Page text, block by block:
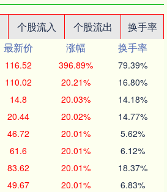
个股流入 个股流出
换手率
最新价 涨幅
换手率
116.52 396.89% 79.39%
110.02 20.21% 16.80%
14.8 20.03% 14.18%
20.44 20.02% 14.77%
46.72 20.01% 5.62%
61.6 20.01% 6.12%
83.62 20.01% 18.37%
49.67 20.01% 6.83%